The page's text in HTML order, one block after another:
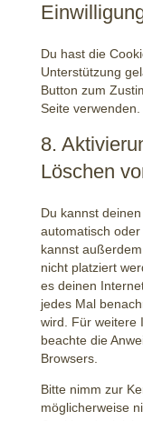
Du hast die
Unterstützung
Button zum
Seite verwenden.
8.
Löschen
Du kannst
automatisch
kannst
nicht platziert
es deinen
jedes Mal
wird. Für weitere
beachte die
Browsers.
Bitte nimm zur
möglicherweise